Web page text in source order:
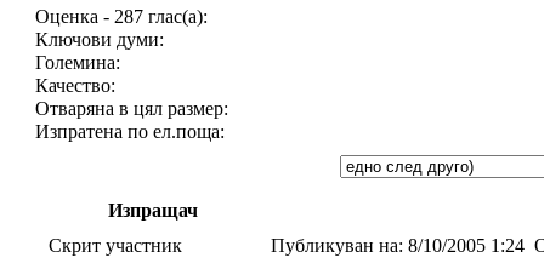
Оценка - 287 глас(а):
Ключови думи:
Големина:
Качество:
Отваряна в цял размер:
Изпратена по ел.поща:
Изпращач
Скрит участник
Публикуван на: 8/10/2005 1:24